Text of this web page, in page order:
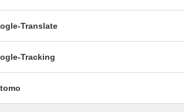
vhs Regensburger Land e. V.
93073 Neutraubling
Translate
Tracking